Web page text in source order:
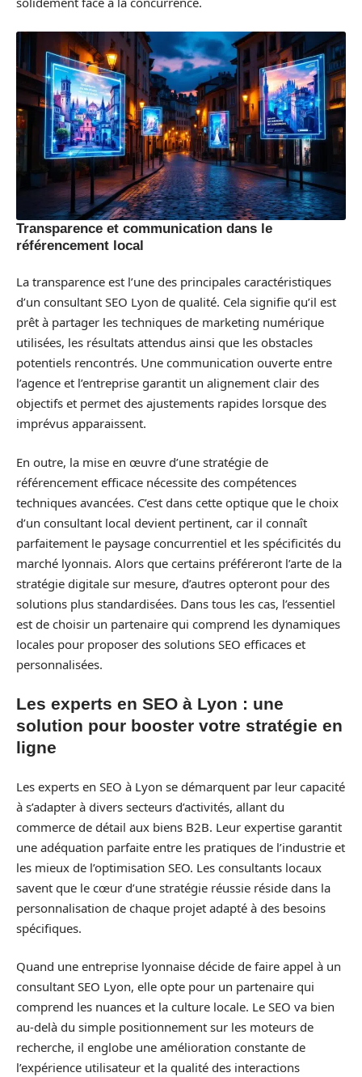
Transparence et communication dans le
référencement local
La transparence est l’une des principales caractéristiques
d’un consultant SEO Lyon de qualité. Cela signifie qu’il est
prêt à partager les techniques de marketing numérique
utilisées, les résultats attendus ainsi que les obstacles
potentiels rencontrés. Une communication ouverte entre
l’agence et l’entreprise garantit un alignement clair des
objectifs et permet des ajustements rapides lorsque des
imprévus apparaissent.
En outre, la mise en œuvre d’une stratégie de
référencement efficace nécessite des compétences
techniques avancées. C’est dans cette optique que le choix
d’un consultant local devient pertinent, car il connaît
parfaitement le paysage concurrentiel et les spécificités du
marché lyonnais. Alors que certains préféreront l’arte de la
stratégie digitale sur mesure, d’autres opteront pour des
solutions plus standardisées. Dans tous les cas, l’essentiel
est de choisir un partenaire qui comprend les dynamiques
locales pour proposer des solutions SEO efficaces et
personnalisées.
Les experts en SEO à Lyon : une
solution pour booster votre stratégie en
ligne
Les experts en SEO à Lyon se démarquent par leur capacité
à s’adapter à divers secteurs d’activités, allant du
commerce de détail aux biens B2B. Leur expertise garantit
une adéquation parfaite entre les pratiques de l’industrie et
les mieux de l’optimisation SEO. Les consultants locaux
savent que le cœur d’une stratégie réussie réside dans la
personnalisation de chaque projet adapté à des besoins
spécifiques.
Quand une entreprise lyonnaise décide de faire appel à un
consultant SEO Lyon, elle opte pour un partenaire qui
comprend les nuances et la culture locale. Le SEO va bien
au-delà du simple positionnement sur les moteurs de
recherche, il englobe une amélioration constante de
l’expérience utilisateur et la qualité des interactions